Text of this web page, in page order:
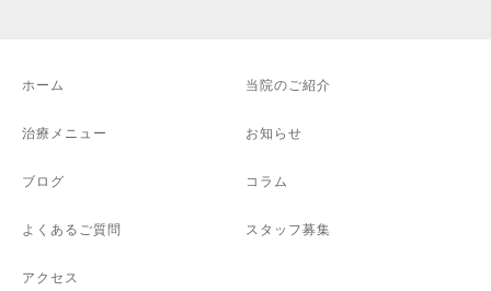
ホーム 当院のご紹介
治療メニュー お知らせ
ブログ コラム
よくあるご質問 スタッフ募集
アクセス